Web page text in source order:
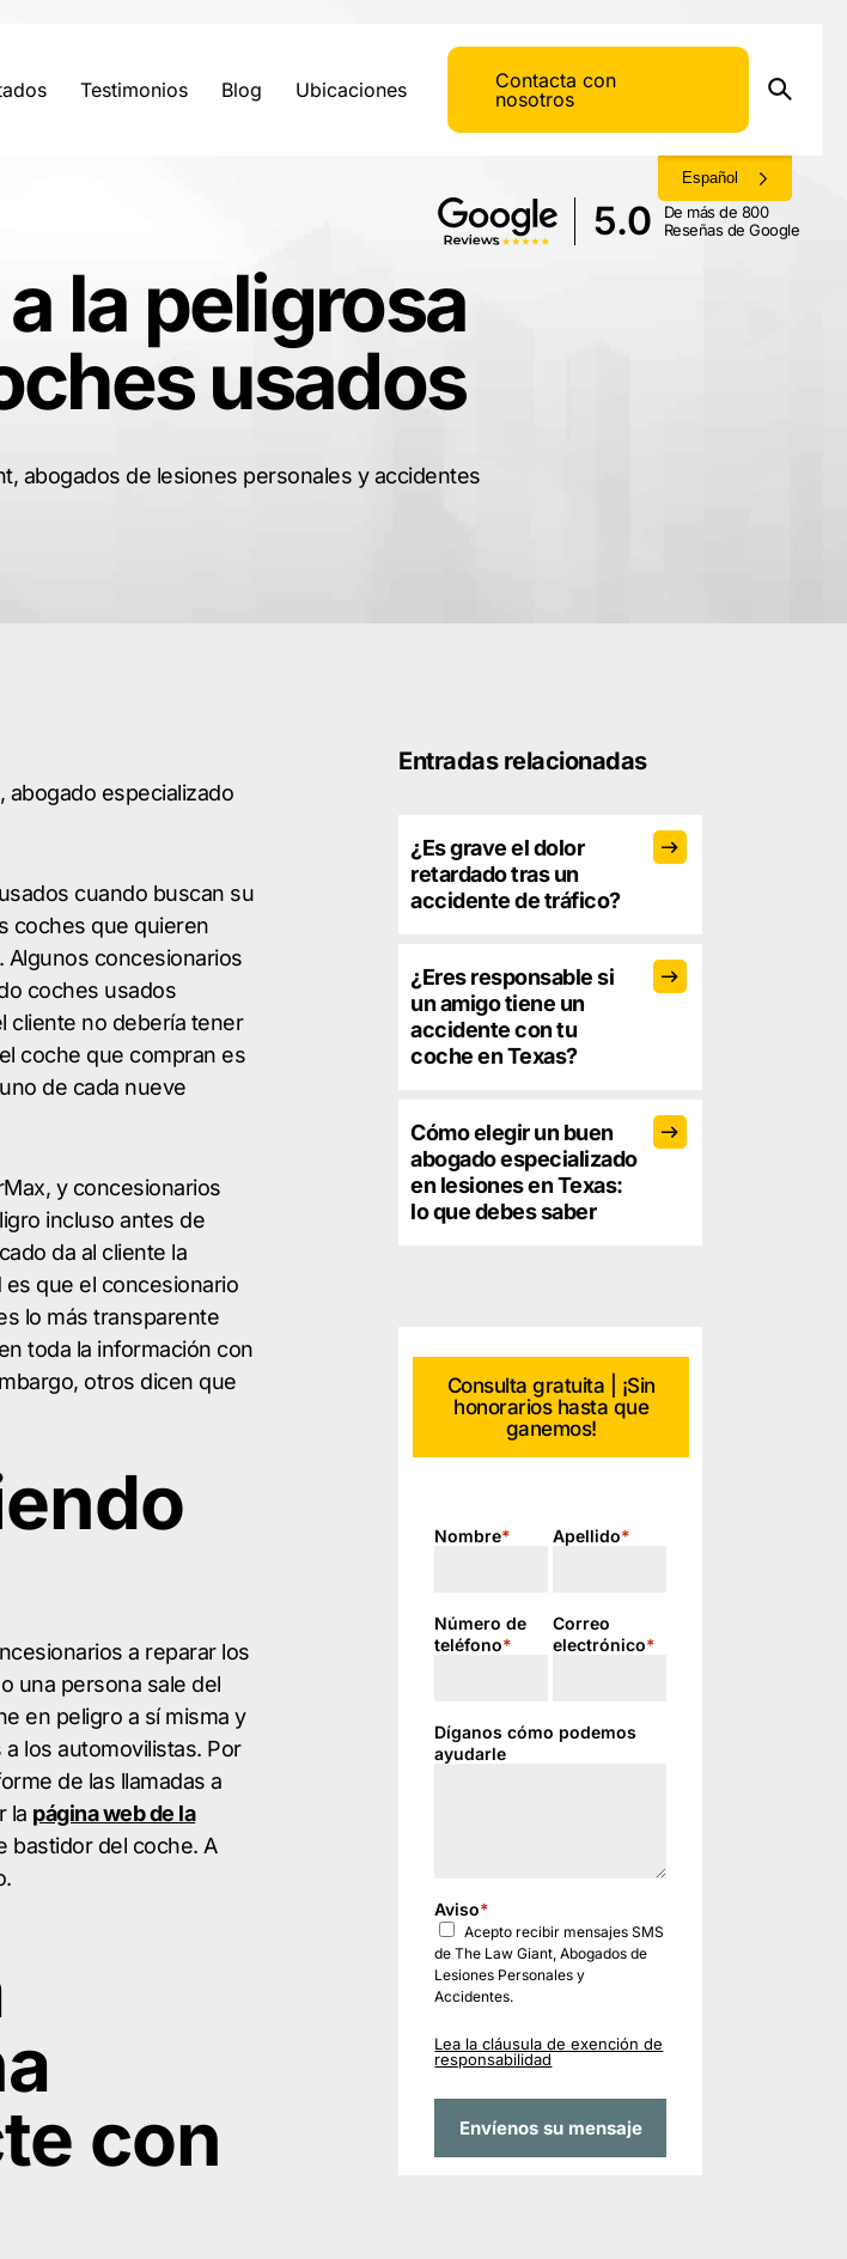
Testimonios Blog Ubicaciones
Contacta con
nosotros
Español
5.0
De más de 800
Reseñas de Google
la peligrosa
usados
abogados de lesiones personales y accidentes
, abogado especializado
cuando buscan su
coches que quieren
Algunos concesionarios
coches usados
cliente no debería tener
coche que compran es
de cada nueve
y concesionarios
incluso antes de
da al cliente la
que el concesionario
lo más transparente
toda la información con
otros dicen que
a reparar los
una persona sale del
en peligro a sí misma y
los automovilistas. Por
de las llamadas a
la página web de la
bastidor del coche. A
con
Entradas relacionadas
¿Es grave el dolor
retardado tras un
accidente de tráfico?
¿Eres responsable si
un amigo tiene un
accidente con tu
coche en Texas?
Cómo elegir un buen
abogado especializado
en lesiones en Texas:
lo que debes saber
Consulta gratuita | ¡Sin
honorarios hasta que
ganemos!
Nombre* Apellido*
Número de
teléfono*
Correo
electrónico*
Díganos cómo podemos
ayudarle
Aviso*
Acepto recibir mensajes SMS
de The Law Giant, Abogados de
Lesiones Personales y
Accidentes.
Lea la cláusula de exención de
responsabilidad